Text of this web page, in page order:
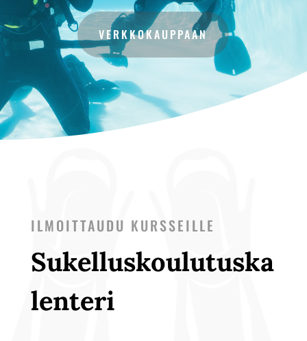
VERKKOKAUPPAAN
ILMOITTAUDU KURSSEILLE
Sukelluskoulutuska
lenteri